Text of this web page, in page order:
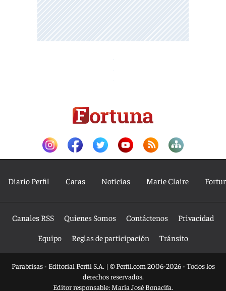
Diario Perfil Caras Noticias Marie Claire
Canales RSS Quienes Somos Contáctenos
Privacidad
Equipo
Reglas de participación Tránsito
Parabrisas - Editorial Perfil S.A. | © Perfil.com 2006-2026 - Todos los
derechos reservados.
Editor responsable: María José Bonacifa.